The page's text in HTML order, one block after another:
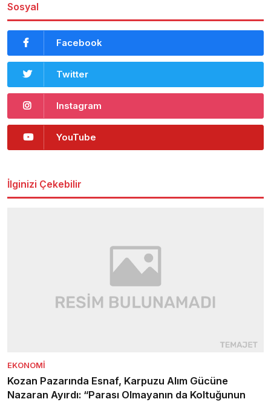
Sosyal
Facebook
Twitter
Instagram
YouTube
İlginizi Çekebilir
EKONOMI
Kozan Pazarında Esnaf, Karpuzu Alım Gücüne
Nazaran Ayırdı: “Parası Olmayanın da Koltuğunun